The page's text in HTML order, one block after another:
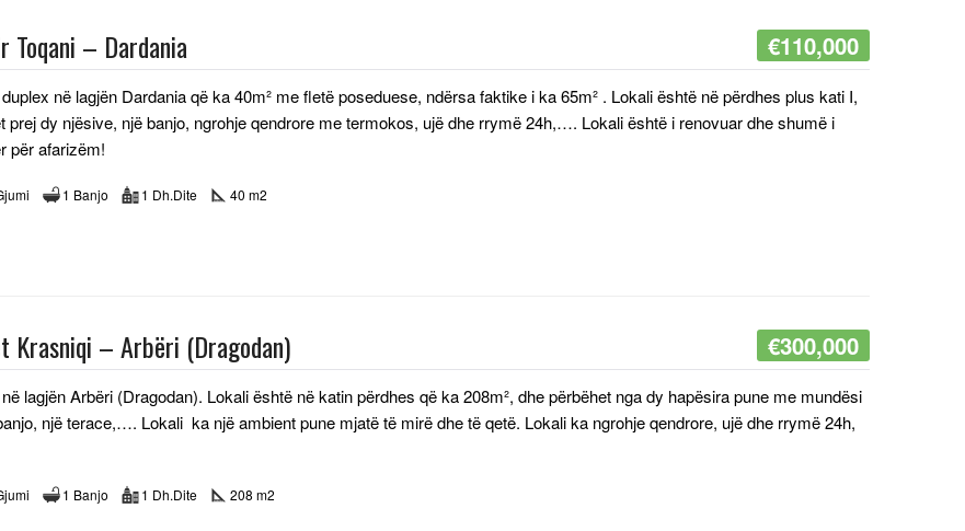
Toqani – Dardania €110,000
në lagjën Dardania që ka 40m² me fletë poseduese, ndërsa faktike i ka 65m² . Lokali është në përdhes plus kati I,
prej dy njësive, një banjo, ngrohje qendrore me termokos, ujë dhe rrymë 24h,…. Lokali është i renovuar dhe shumë i
për afarizëm!
1 Banjo 1 Dh.Dite 40 m2
Krasniqi – Arbëri (Dragodan) €300,000
lagjën Arbëri (Dragodan). Lokali është në katin përdhes që ka 208m², dhe përbëhet nga dy hapësira pune me mundësi
një terace,…. Lokali ka një ambient pune mjatë të mirë dhe të qetë. Lokali ka ngrohje qendrore, ujë dhe rrymë 24h,
1 Banjo 1 Dh.Dite 208 m2